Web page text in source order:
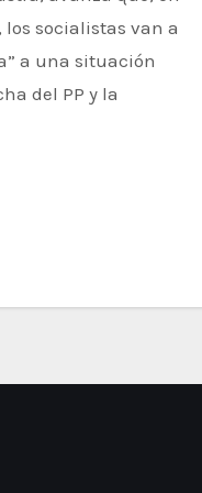
los socialistas van a
a una situación
del PP y la